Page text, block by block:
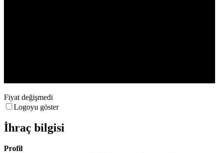
Fiyat değişmedi
Logoyu göster
İhraç bilgisi
Profil